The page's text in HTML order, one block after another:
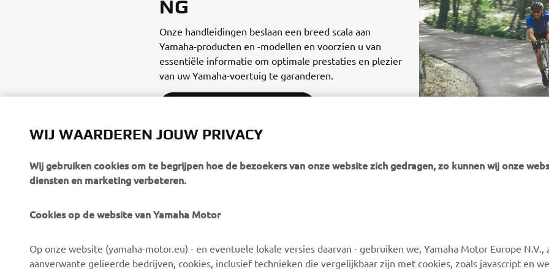
NG
Onze handleidingen beslaan een breed scala aan
Yamaha-producten en -modellen en voorzien u van
essentiële informatie om optimale prestaties en plezier
van uw Yamaha-voertuig te garanderen.
CORPORATE
Over ons
News
VOOR BEDRIJVEN
eBike systemen
Autoriteiten
MyYamaha
Yamaha Music
Webshop-ondersteuning
Onderdelencatalogus
WIJ WAARDEREN JOUW PRIVACY
Wij gebruiken cookies om te begrijpen hoe de bezoekers van onze website zich gedragen, zo kunnen wij onze
diensten en marketing verbeteren.
Cookies op de website van Yamaha Motor
Op onze website (yamaha-motor.eu) - en eventuele lokale versies daarvan - gebruiken we, Yamaha Motor Europe
aanverwante gelieerde bedrijven, cookies, inclusief technieken die vergelijkbaar zijn met cookies, zoals javascript en